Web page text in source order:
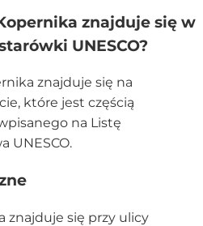
znajduje się w
UNESCO?
znajduje się na
które jest częścią
na Listę
UNESCO.
znajduje się przy ulicy